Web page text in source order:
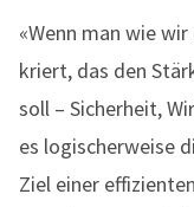
«Wenn man wie
kriert, das den
soll – Sicherheit,
es logischerweise
Ziel einer